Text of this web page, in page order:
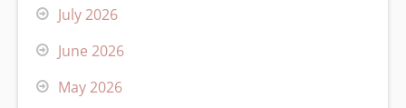
July 2026
June 2026
May 2026